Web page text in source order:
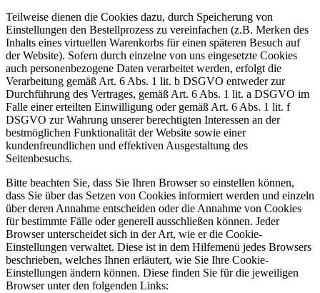
Teilweise dienen die Cookies dazu, durch Speicherung von
Einstellungen den Bestellprozess zu vereinfachen (z.B. Merken des
Inhalts eines virtuellen Warenkorbs für einen späteren Besuch auf
der Website). Sofern durch einzelne von uns eingesetzte Cookies
auch personenbezogene Daten verarbeitet werden, erfolgt die
Verarbeitung gemäß Art. 6 Abs. 1 lit. b DSGVO entweder zur
Durchführung des Vertrages, gemäß Art. 6 Abs. 1 lit. a DSGVO im
Falle einer erteilten Einwilligung oder gemäß Art. 6 Abs. 1 lit. f
DSGVO zur Wahrung unserer berechtigten Interessen an der
bestmöglichen Funktionalität der Website sowie einer
kundenfreundlichen und effektiven Ausgestaltung des
Seitenbesuchs.
Bitte beachten Sie, dass Sie Ihren Browser so einstellen können,
dass Sie über das Setzen von Cookies informiert werden und einzeln
über deren Annahme entscheiden oder die Annahme von Cookies
für bestimmte Fälle oder generell ausschließen können. Jeder
Browser unterscheidet sich in der Art, wie er die Cookie-
Einstellungen verwaltet. Diese ist in dem Hilfemenü jedes Browsers
beschrieben, welches Ihnen erläutert, wie Sie Ihre Cookie-
Einstellungen ändern können. Diese finden Sie für die jeweiligen
Browser unter den folgenden Links: